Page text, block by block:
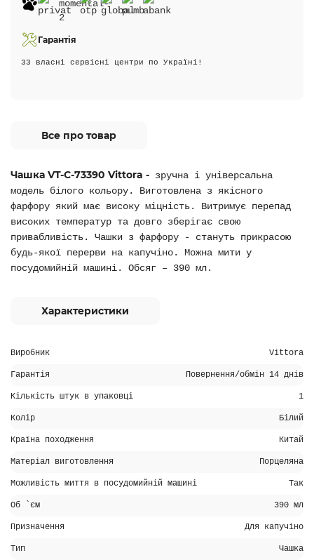
Гарантія
33 власні сервісні центри по Україні!
Все про товар
Чашка VT-C-73390 Vittora - зручна і універсальна
модель білого кольору. Виготовлена з якісного
фарфору який має високу міцність. Витримує перепад
високих температур та довго зберігає свою
привабливість. Чашки з фарфору - стануть прикрасою
будь-якої перерви на капучіно. Можна мити у
посудомийній машині. Обсяг – 390 мл.
Характеристики
Виробник Vittora
Гарантія Повернення/обмін 14 днів
Кількість штук в упаковці 1
Колір Білий
Країна походження Китай
Матеріал виготовлення Порцеляна
Можливість миття в посудомийній машині Так
Об `єм 390 мл
Призначення Для капучіно
Тип Чашка